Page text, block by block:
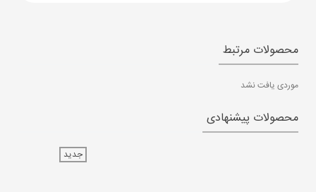
محصولات مرتبط
موردی یافت نشد
محصولات پیشنهادی
جدید